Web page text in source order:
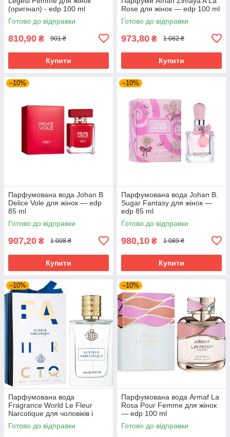
(оригінал) - edp 100 ml
Готово до відправки
810,90 ₴ 901 ₴
Купити
Rose для жінок — edp 100 ml
Готово до відправки
973,80 ₴ 1 082 ₴
Купити
–10%
Парфумована вода Johan B
Delice Vole для жінок — edp
85 ml
Готово до відправки
907,20 ₴ 1 008 ₴
Купити
–10%
Парфумована вода Johan B.
Sugar Fantasy для жінок —
edp 85 ml
Готово до відправки
980,10 ₴ 1 089 ₴
Купити
–10%
Парфумована вода
Fragrance World Le Fleur
Narcotique для чоловіків і
жінок edp 100 ml
Готово до відправки
–10%
Парфумована вода Armaf La
Rosa Pour Femme для жінок
— edp 100 ml
Готово до відправки